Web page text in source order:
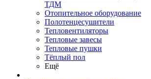
ТДМ
Отопительное оборудование
Полотенцесушители
Тепловентиляторы
Тепловые завесы
Тепловые пушки
Тёплый пол
Ещё